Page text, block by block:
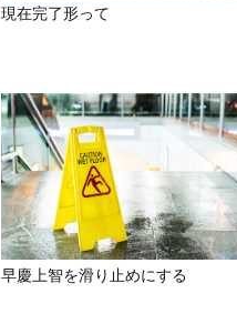
現在完了形って
早慶上智を滑り止めにする